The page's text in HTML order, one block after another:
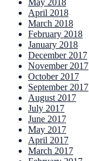
May 2018
April 2018
March 2018
February 2018
January 2018
December 2017
November 2017
October 2017
September 2017
August 2017
July 2017
June 2017
May 2017
April 2017
March 2017